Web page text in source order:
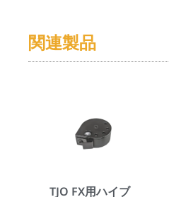
関連製品
TJO FX用ハイブ